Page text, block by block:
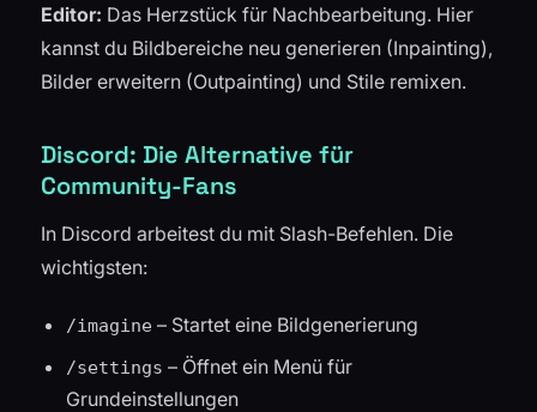
Editor: Das Herzstück für Nachbearbeitung. Hier
kannst du Bildbereiche neu generieren (Inpainting),
Bilder erweitern (Outpainting) und Stile remixen.
Discord: Die Alternative für
Community-Fans
In Discord arbeitest du mit Slash-Befehlen. Die
wichtigsten:
/imagine – Startet eine Bildgenerierung
/settings – Öffnet ein Menü für
Grundeinstellungen